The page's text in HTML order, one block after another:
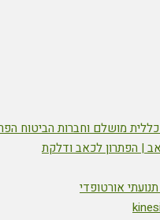
כללית מושלם וחברות הביטוח
| הפתרון לכאב ודלקת
אורטופדי